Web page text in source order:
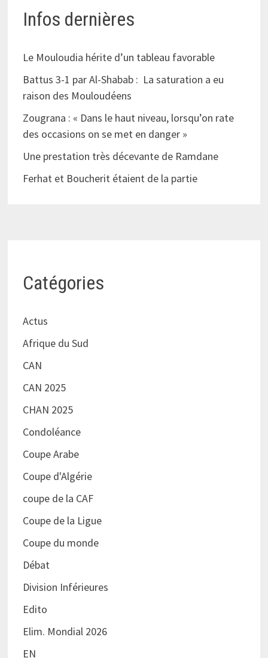
Infos dernières
Le Mouloudia hérite d’un tableau favorable
Battus 3-1 par Al-Shabab : La saturation a eu
raison des Mouloudéens
Zougrana : « Dans le haut niveau, lorsqu’on rate
des occasions on se met en danger »
Une prestation très décevante de Ramdane
Ferhat et Boucherit étaient de la partie
Catégories
Actus
Afrique du Sud
CAN
CAN 2025
CHAN 2025
Condoléance
Coupe Arabe
Coupe d'Algérie
coupe de la CAF
Coupe de la Ligue
Coupe du monde
Débat
Division Inférieures
Edito
Elim. Mondial 2026
EN